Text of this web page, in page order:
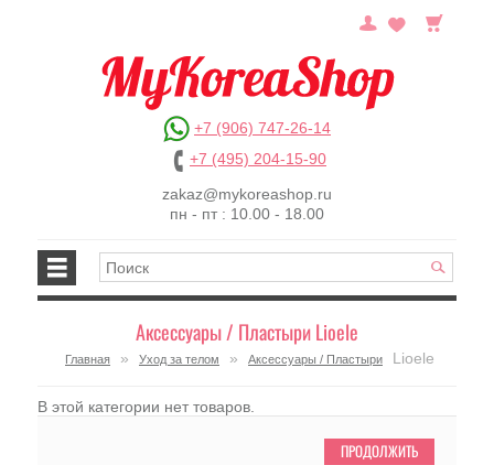
+7 (906) 747-26-14
+7 (495) 204-15-90
zakaz@mykoreashop.ru
пн - пт : 10.00 - 18.00
Аксессуары / Пластыри Lioele
Главная » Уход за телом » Аксессуары / Пластыри Lioele
В этой категории нет товаров.
ПРОДОЛЖИТЬ